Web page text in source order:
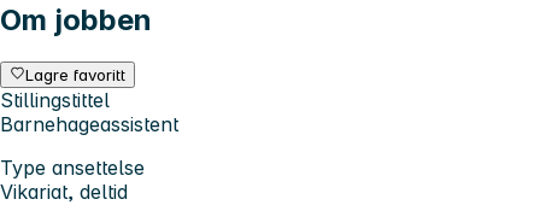
Om jobben
Lagre favoritt
Stillingstittel
Barnehageassistent
Type ansettelse
Vikariat, deltid